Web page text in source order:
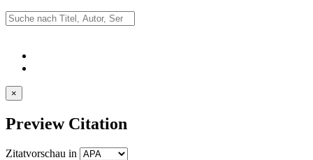
×
Preview Citation
Zitatvorschau in